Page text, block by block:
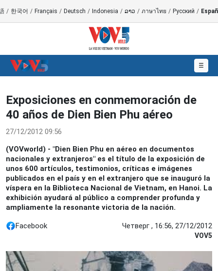
/ 한국어 / Français / Deutsch / Indonesia / ລາວ / ภาษาไทย / Русский /
☰
Exposiciones en conmemoración de
40 años de Dien Bien Phu aéreo
27/12/2012 09:56
(VOVworld) - "Dien Bien Phu en aéreo en documentos
nacionales y extranjeros" es el título de la exposición de
unos 600 artículos, testimonios, críticas e imágenes
publicados en el país y en el extranjero que se inauguró la
víspera en la Biblioteca Nacional de Vietnam, en Hanoi. La
exhibición ayudará al público a comprender profunda y
ampliamente la resonante victoria de la nación.
Facebook Четверг , 16:56, 27/12/2012
VOV5